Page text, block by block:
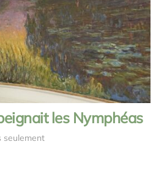
les Nymphéas
seulement